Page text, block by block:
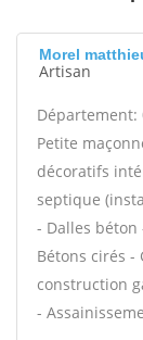
Morel
Artisan
Département:
Petite
décoratifs
septique
- Dalles
Bétons cirés -
construction
-